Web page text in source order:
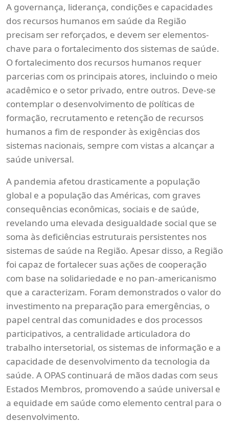
A governança, liderança, condições e capacidades
dos recursos humanos em saúde da Região
precisam ser reforçados, e devem ser elementos-
chave para o fortalecimento dos sistemas de saúde.
O fortalecimento dos recursos humanos requer
parcerias com os principais atores, incluindo o meio
acadêmico e o setor privado, entre outros. Deve-se
contemplar o desenvolvimento de políticas de
formação, recrutamento e retenção de recursos
humanos a fim de responder às exigências dos
sistemas nacionais, sempre com vistas a alcançar a
saúde universal.
A pandemia afetou drasticamente a população
global e a população das Américas, com graves
consequências econômicas, sociais e de saúde,
revelando uma elevada desigualdade social que se
soma às deficiências estruturais persistentes nos
sistemas de saúde na Região. Apesar disso, a Região
foi capaz de fortalecer suas ações de cooperação
com base na solidariedade e no pan-americanismo
que a caracterizam. Foram demonstrados o valor do
investimento na preparação para emergências, o
papel central das comunidades e dos processos
participativos, a centralidade articuladora do
trabalho intersetorial, os sistemas de informação e a
capacidade de desenvolvimento da tecnologia da
saúde. A OPAS continuará de mãos dadas com seus
Estados Membros, promovendo a saúde universal e
a equidade em saúde como elemento central para o
desenvolvimento.